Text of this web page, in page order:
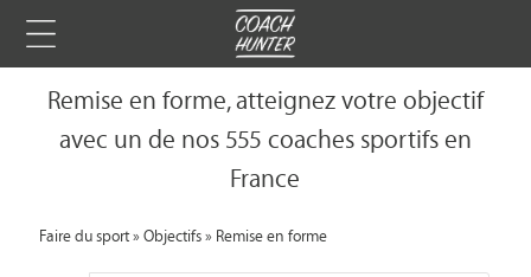
Remise en forme, atteignez votre objectif
avec un de nos 555 coaches sportifs en
France
Faire du sport»Objectifs»Remise en forme